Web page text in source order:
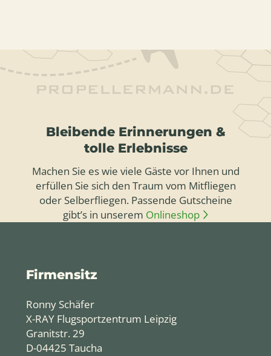
Bleibende Erinnerungen &
tolle Erlebnisse
Machen Sie es wie viele Gäste vor Ihnen und
erfüllen Sie sich den Traum vom Mitfliegen
oder Selberfliegen. Passende Gutscheine
gibt’s in unserem Onlineshop
Firmensitz
Ronny Schäfer
X-RAY Flugsportzentrum Leipzig
Granitstr. 29
D-04425 Taucha